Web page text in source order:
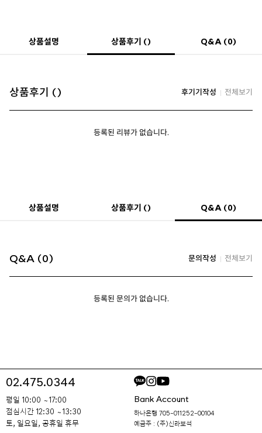
상품설명 상품후기 () Q&A (0)
상품후기 () 후기기작성 전체보기
등록된 리뷰가 없습니다.
상품설명 상품후기 () Q&A (0)
Q&A (0) 문의작성 전체보기
등록된 문의가 없습니다.
02.475.0344
평일 10:00 ~ 17:00
점심시간 12:30 ~ 13:30
토, 일요일, 공휴일 휴무
Bank Account
하나은행 705-011252-00104
예금주 : (주)신라보석